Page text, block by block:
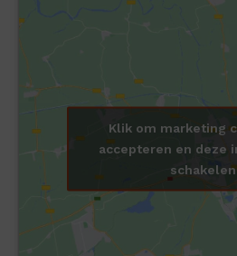
Klik om marketing
accepteren en deze
schakelen